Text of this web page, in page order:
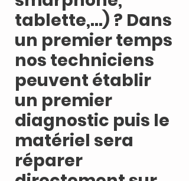
tablette,...) ? Dans
un premier temps
nos techniciens
peuvent établir
un premier
diagnostic puis le
matériel sera
réparer